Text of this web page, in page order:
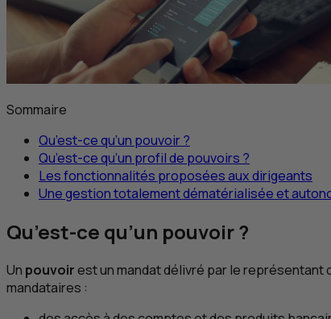
Sommaire
Qu’est-ce qu’un pouvoir ?
Qu’est-ce qu’un profil de pouvoirs ?
Les fonctionnalités proposées aux dirigeants
Une gestion totalement dématérialisée et
Qu’est-ce qu’un pouvoir ?
Un pouvoirest un mandat délivré par le
mandataires :